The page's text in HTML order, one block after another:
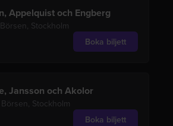
Appelquist och Engberg
Börsen, Stockholm
Boka biljett
Jansson och Akolor
Börsen, Stockholm
Boka biljett